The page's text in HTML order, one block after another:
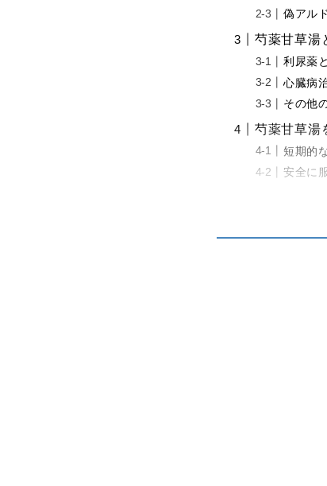
偽アル
芍薬甘草湯
利尿薬
心臓病
その他
芍薬甘草湯
短期的
安全に